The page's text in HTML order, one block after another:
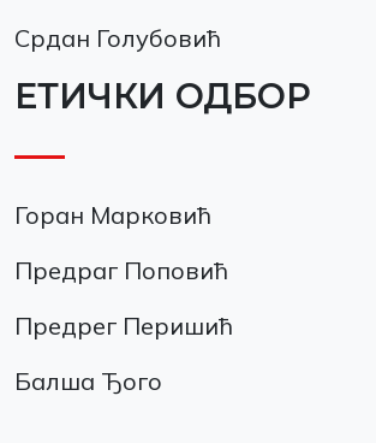
Срдан Голубовић
ЕТИЧКИ ОДБОР
Горан Марковић
Предраг Поповић
Предрег Перишић
Балша Ђого